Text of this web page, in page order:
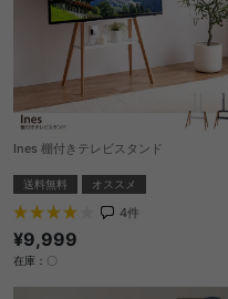
Ines 棚付きテレビスタンド
送料無料 オススメ
4件
¥9,999
在庫：〇